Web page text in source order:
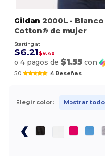
Gildan 2000L - Blanco
Cotton® de mujer
Starting at
$6.21$9.40
o 4 pagos de$1.55 con
5.0 4 Reseñas
Elegir color: Mostrar todo